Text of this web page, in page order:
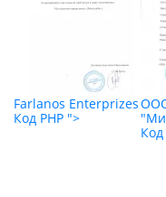
Farlanos Enterprizes
Код PHP ">
Код